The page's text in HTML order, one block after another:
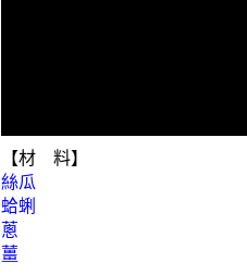
【材 料】
絲瓜
蛤蜊
蔥
薑